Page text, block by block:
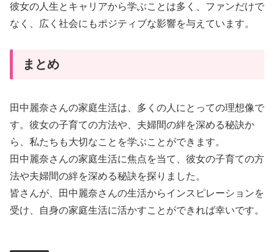
彼女の人生とキャリアから学ぶことは多く、ファンだけで
なく、広く社会にもポジティブな影響を与えています。
まとめ
田中麗奈さんの家庭生活は、多くの人にとっての理想像で
す。彼女の子育ての方法や、夫婦間の絆を深める秘訣か
ら、私たちも大切なことを学ぶことができます。
田中麗奈さんの家庭生活に焦点を当て、彼女の子育ての方
法や夫婦間の絆を深める秘訣を探りました。
皆さんが、田中麗奈さんの生活からインスピレーションを
受け、自身の家庭生活に活かすことができれば幸いです。